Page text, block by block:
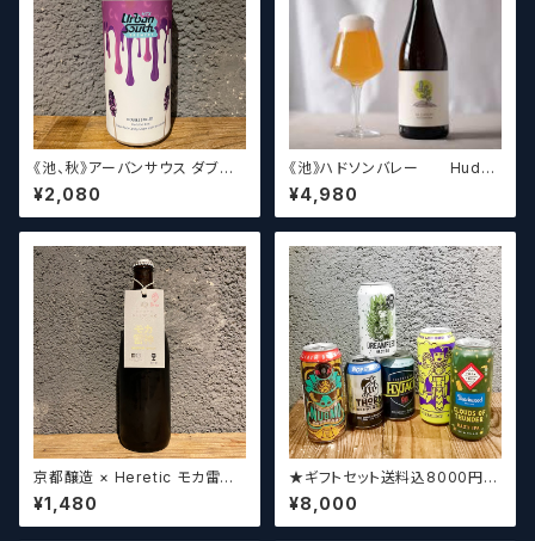
《池、秋》アーバンサウス ダブル
スピルド ロックザボート / Urba
n South HTX Double Spille
d: Rock the Boat【クラフトビ
¥2,080
《池》ハドソンバレー Hudso
n Valley Blossom
¥4,980
京都醸造 × Heretic モカ雷神 /
Kyoto × Heretic MOCHA T
HUNDER【クラフトビールシザ
ーズ】
¥1,480
★ギフトセット送料込8000円★
（お好みに合わせて高価なビー
ルも含めて5～6本チョイスさせ
ていただきます）【クラフトビー
¥8,000